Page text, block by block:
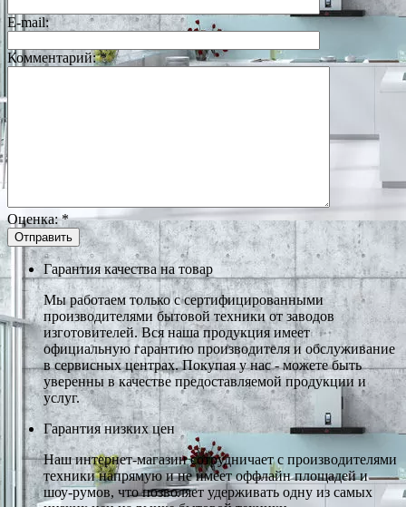
E-mail:
Комментарий:*
Оценка:*
Гарантия качества на товар
Мы работаем только с сертифицированными
производителями бытовой техники от заводов
изготовителей. Вся наша продукция имеет
официальную гарантию производителя и обслуживание
в сервисных центрах. Покупая у нас - можете быть
уверенны в качестве предоставляемой продукции и
услуг.
Гарантия низких цен
Наш интернет-магазин сотрудничает с производителями
техники напрямую и не имеет оффлайн площадей и
шоу-румов, что позволяет удерживать одну из самых